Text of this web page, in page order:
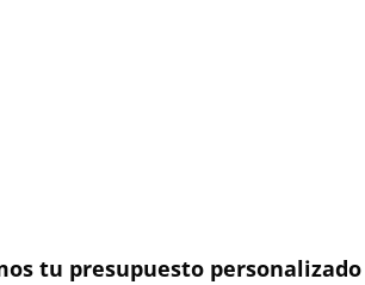
tu presupuesto